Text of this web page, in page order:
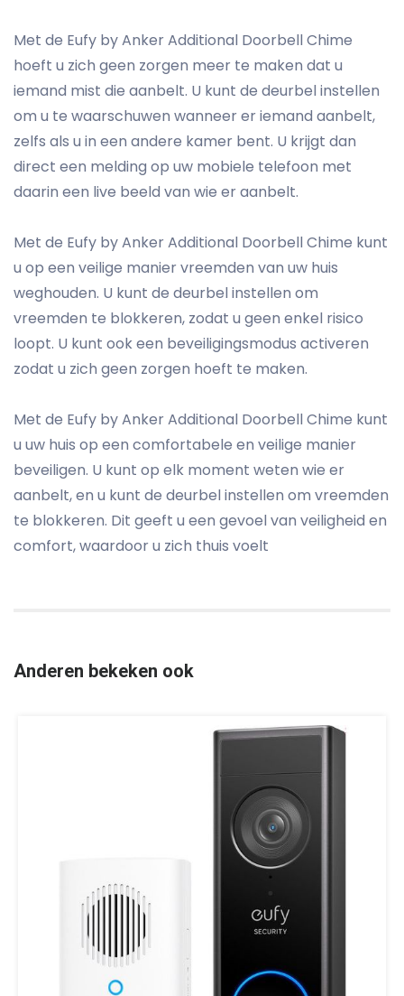
Met de Eufy by Anker Additional Doorbell Chime
hoeft u zich geen zorgen meer te maken dat u
iemand mist die aanbelt. U kunt de deurbel instellen
om u te waarschuwen wanneer er iemand aanbelt,
zelfs als u in een andere kamer bent. U krijgt dan
direct een melding op uw mobiele telefoon met
daarin een live beeld van wie er aanbelt.
Met de Eufy by Anker Additional Doorbell Chime kunt
u op een veilige manier vreemden van uw huis
weghouden. U kunt de deurbel instellen om
vreemden te blokkeren, zodat u geen enkel risico
loopt. U kunt ook een beveiligingsmodus activeren
zodat u zich geen zorgen hoeft te maken.
Met de Eufy by Anker Additional Doorbell Chime kunt
u uw huis op een comfortabele en veilige manier
beveiligen. U kunt op elk moment weten wie er
aanbelt, en u kunt de deurbel instellen om vreemden
te blokkeren. Dit geeft u een gevoel van veiligheid en
comfort, waardoor u zich thuis voelt
Anderen bekeken ook